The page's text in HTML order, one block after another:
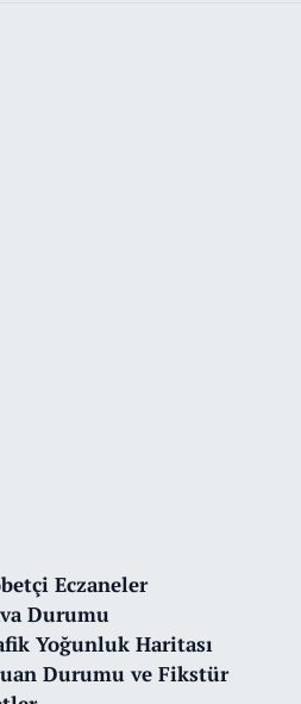
Eczaneler
Durumu
Yoğunluk Haritası
Durumu ve Fikstür